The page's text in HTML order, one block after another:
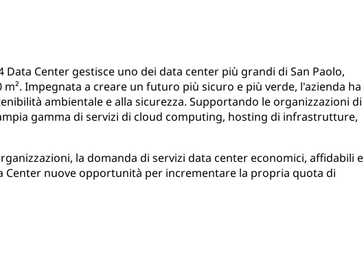
Center gestisce uno dei data center più grandi di San Paolo,
Impegnata a creare un futuro più sicuro e più verde, l'azienda ha
ambientale e alla sicurezza. Supportando le organizzazioni di
gamma di servizi di cloud computing, hosting di infrastrutture,
la domanda di servizi data center economici, affidabili e
Center nuove opportunità per incrementare la propria quota di